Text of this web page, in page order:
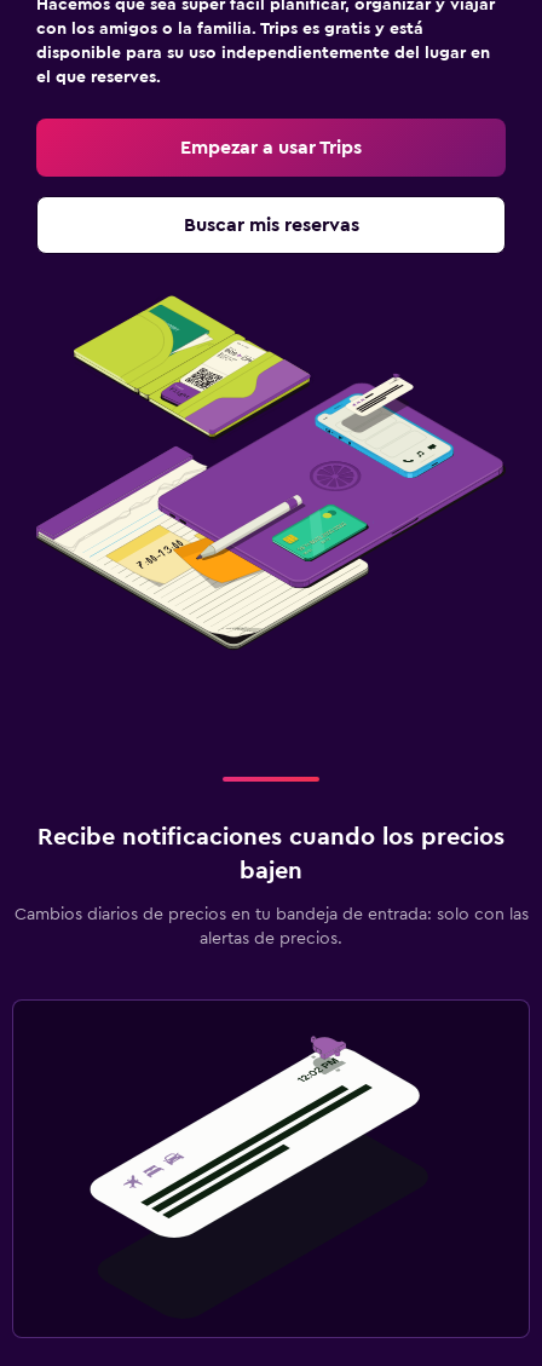
Hacemos que sea súper fácil planificar, organizar y viajar
con los amigos o la familia. Trips es gratis y está
disponible para su uso independientemente del lugar en
el que reserves.
Empezar a usar Trips
Buscar mis reservas
Recibe notificaciones cuando los precios
bajen
Cambios diarios de precios en tu bandeja de entrada: solo con las
alertas de precios.